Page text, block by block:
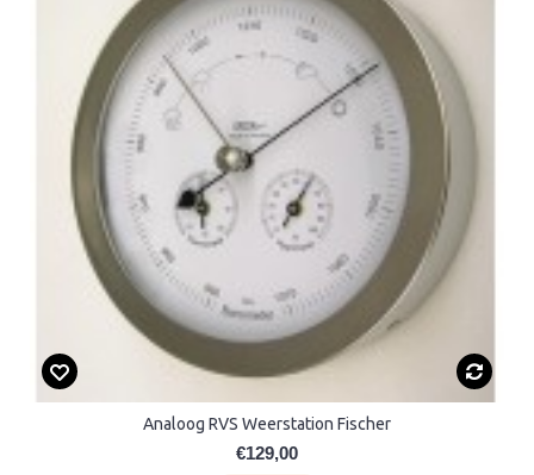
Analoog RVS Weerstation Fischer
€129,00